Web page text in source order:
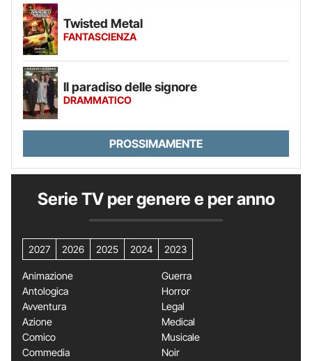
Twisted Metal
FANTASCIENZA
Il paradiso delle signore
DRAMMATICO
PROSSIMAMENTE
Serie TV per genere e per anno
2027 2026 2025 2024 2023
Animazione
Antologica
Avventura
Azione
Comico
Commedia
Guerra
Horror
Legal
Medical
Musicale
Noir